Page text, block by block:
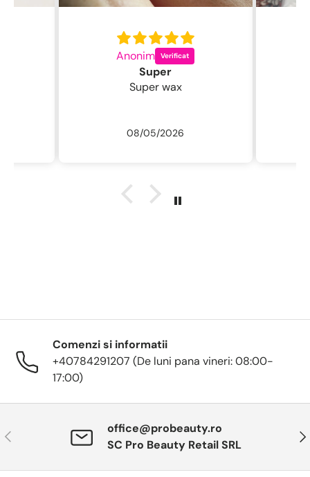
Anonim
Super
Super wax
08/05/2026
Comenzi si informatii
+40784291207 (De luni pana vineri: 08:00-
17:00)
Anterior
office@probeauty.ro
SC Pro Beauty Retail SRL